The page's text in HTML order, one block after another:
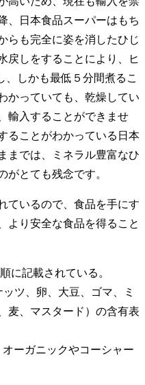
、日本食品スーパーはもち
らも完全に姿を消したひじ
戻しをすることにより、ヒ
、しかも最低５分間煮るこ
かっていても、乾燥してい
輸入することができませ
ることがわかっている日本
までは、ミネラル豊富なひ
がとても残念です。
ているので、食品を手にす
より安全な食品を得ること
に記載されている。
ツ、卵、大豆、ゴマ、ミ
麦、マスタード）の含有表
ーガニックやコーシャー